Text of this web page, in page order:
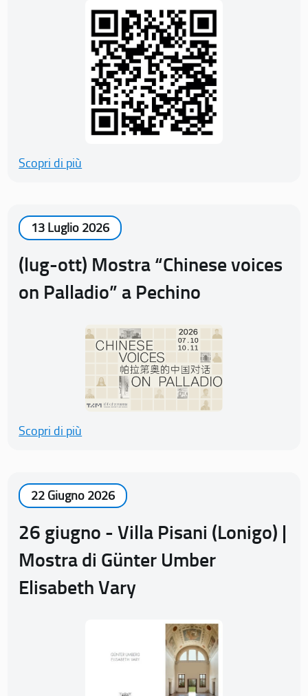
Scopri di più
13 Luglio 2026
(lug-ott) Mostra “Chinese voices
on Palladio” a Pechino
Scopri di più
22 Giugno 2026
26 giugno - Villa Pisani (Lonigo) |
Mostra di Günter Umber
Elisabeth Vary